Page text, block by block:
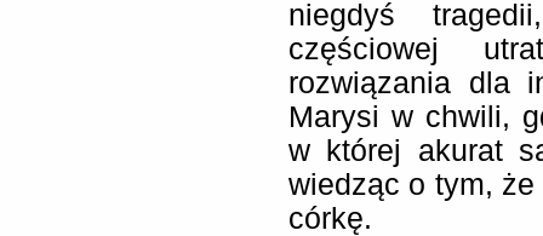
niegdyś
częściowej
rozwiązania dla
Marysi w chwili,
w której akurat
wiedząc o tym, że
córkę.